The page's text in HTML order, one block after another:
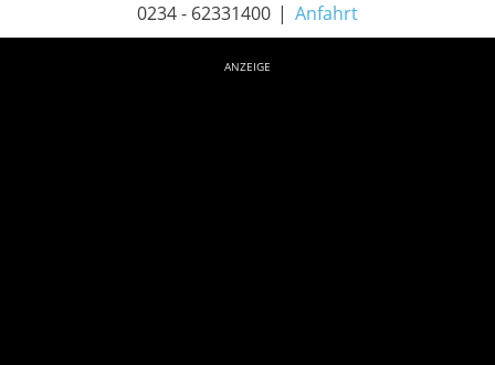
0234 - 62331400
Anfahrt
ANZEIGE